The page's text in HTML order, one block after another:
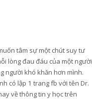
tâm sự một chút suy tư
lòng đau đáu của một người
người khó khăn hơn mình.
có lập 1 trang fb với tên Dr.
về thông tin y học trên